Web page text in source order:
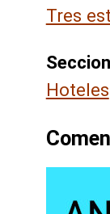
Tres
Hoteles